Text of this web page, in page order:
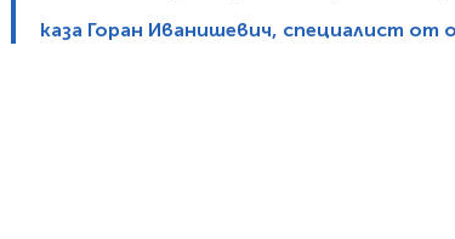
каза Горан Иванишевич, специалист от